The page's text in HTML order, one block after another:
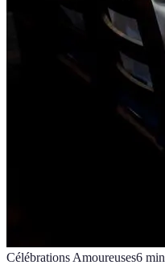
Célébrations Amoureuses6 min